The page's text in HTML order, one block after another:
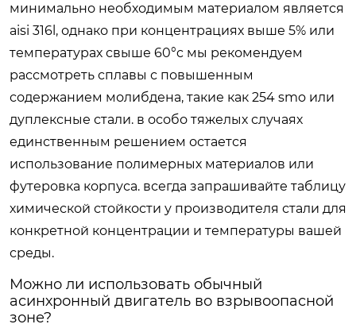
минимально необходимым материалом является
aisi 316l, однако при концентрациях выше 5% или
температурах свыше 60°c мы рекомендуем
рассмотреть сплавы с повышенным
содержанием молибдена, такие как 254 smo или
дуплексные стали. в особо тяжелых случаях
единственным решением остается
использование полимерных материалов или
футеровка корпуса. всегда запрашивайте таблицу
химической стойкости у производителя стали для
конкретной концентрации и температуры вашей
среды.
Можно ли использовать обычный
асинхронный двигатель во взрывоопасной
зоне?